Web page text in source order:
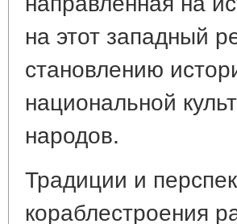
на этот западный
становлению
национальной
народов.
Традиции и
кораблестроения